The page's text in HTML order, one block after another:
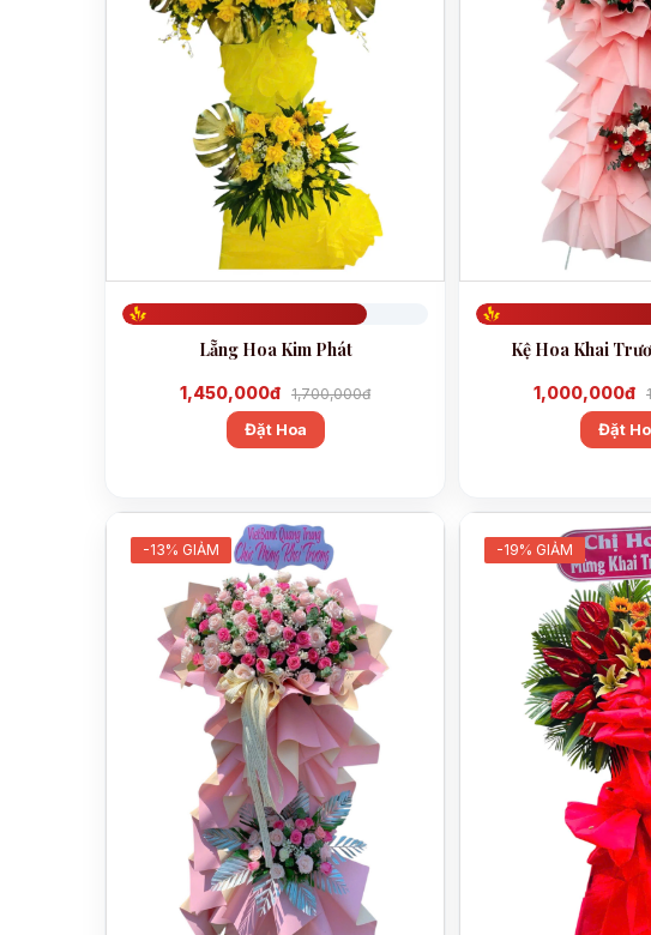
Lẵng Hoa Kim Phát
1,450,000đ 1,700,000đ
Đặt Hoa
Kệ Hoa Khai
1,000,000đ
Đặt
-13% GIẢM -19% GIẢM